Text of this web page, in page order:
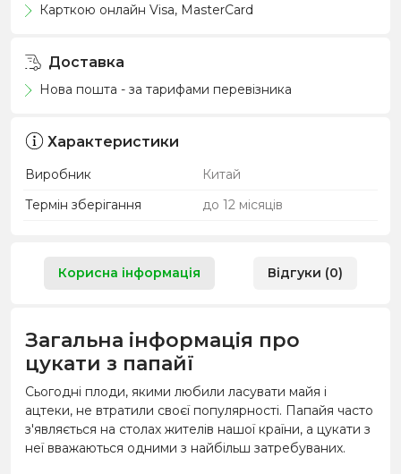
Карткою онлайн Visa, MasterCard
Доставка
Нова пошта - за тарифами перевізника
Характеристики
Виробник
Китай
Термін зберігання
до 12 місяців
Корисна інформація Відгуки (0)
Загальна інформація про
цукати з папайї
Сьогодні плоди, якими любили ласувати майя і
ацтеки, не втратили своєї популярності. Папайя часто
з'являється на столах жителів нашої країни, а цукати з
неї вважаються одними з найбільш затребуваних.